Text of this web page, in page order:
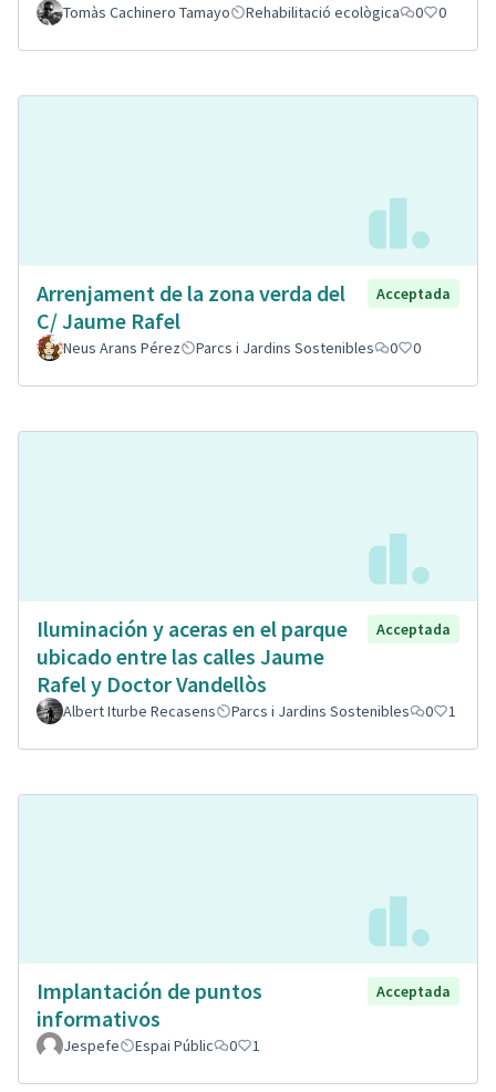
Tomàs Cachinero Tamayo
Rehabilitació ecològica 0 0
Arrenjament de la zona verda del
C/ Jaume Rafel
Acceptada
Neus Arans Pérez Parcs i Jardins Sostenibles 0 0
Iluminación y aceras en el parque
ubicado entre las calles Jaume
Rafel y Doctor Vandellòs
Acceptada
Albert Iturbe Recasens Parcs i Jardins Sostenibles 0 1
Implantación de puntos
informativos
Acceptada
Jespefe Espai Públic 0 1